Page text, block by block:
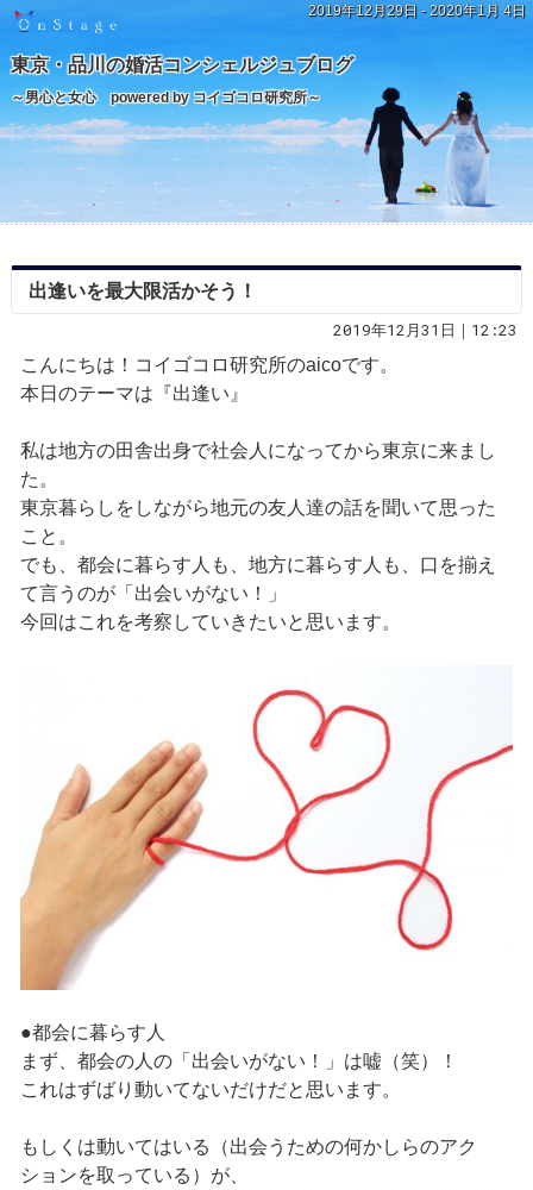
2019年12月29日 - 2020年1月 4日
東京・品川の婚活コンシェルジュブログ
～男心と女心 powered by コイゴコロ研究所～
出逢いを最大限活かそう！
2019年12月31日｜12:23
こんにちは！コイゴコロ研究所のaicoです。
本日のテーマは『出逢い』
私は地方の田舎出身で社会人になってから東京に来まし
た。
東京暮らしをしながら地元の友人達の話を聞いて思った
こと。
でも、都会に暮らす人も、地方に暮らす人も、口を揃え
て言うのが「出会いがない！」
今回はこれを考察していきたいと思います。
●都会に暮らす人
まず、都会の人の「出会いがない！」は嘘（笑）！
これはずばり動いてないだけだと思います。
もしくは動いてはいる（出会うための何かしらのアク
ションを取っている）が、